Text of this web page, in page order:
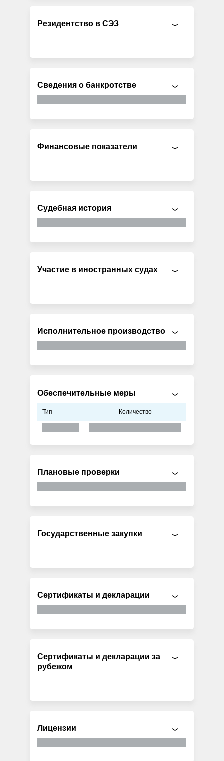
Резидентство в СЭЗ
Сведения о банкротстве
Финансовые показатели
Судебная история
Участие в иностранных судах
Исполнительное производство
Обеспечительные меры
Тип Количество
Плановые проверки
Государственные закупки
Сертификаты и декларации
Сертификаты и декларации за
рубежом
Лицензии